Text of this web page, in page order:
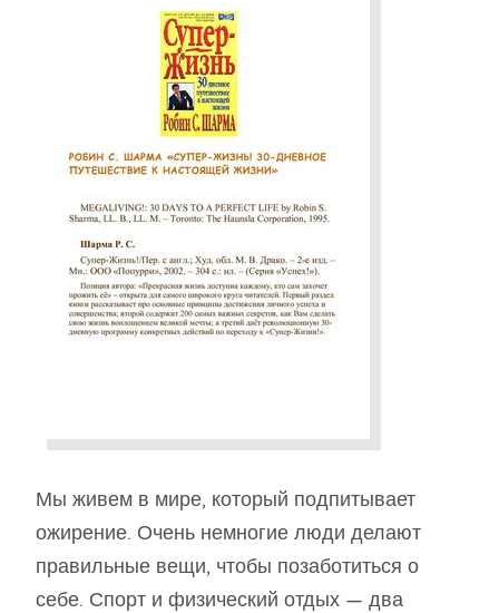
Мы живем в мире, который подпитывает
ожирение. Очень немногие люди делают
правильные вещи, чтобы позаботиться о
себе. Спорт и физический отдых — два